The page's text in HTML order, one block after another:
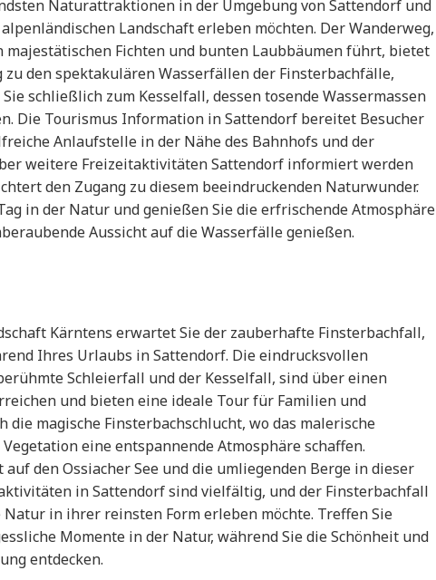
Naturattraktionen in der Umgebung von Sattendorf und
Landschaft erleben möchten. Der Wanderweg,
Fichten und bunten Laubbäumen führt, bietet
den spektakulären Wasserfällen der Finsterbachfälle,
schließlich zum Kesselfall, dessen tosende Wassermassen
Die Tourismus Information in Sattendorf bereitet Besucher
Anlaufstelle in der Nähe des Bahnhofs und der
weitere Freizeitaktivitäten Sattendorf informiert werden
den Zugang zu diesem beeindruckenden Naturwunder.
in der Natur und genießen Sie die erfrischende Atmosphäre
Aussicht auf die Wasserfälle genießen.
Kärntens erwartet Sie der zauberhafte Finsterbachfall,
Ihres Urlaubs in Sattendorf. Die eindrucksvollen
Schleierfall und der Kesselfall, sind über einen
und bieten eine ideale Tour für Familien und
magische Finsterbachschlucht, wo das malerische
eine entspannende Atmosphäre schaffen.
den Ossiacher See und die umliegenden Berge in dieser
in Sattendorf sind vielfältig, und der Finsterbachfall
in ihrer reinsten Form erleben möchte. Treffen Sie
Momente in der Natur, während Sie die Schönheit und
entdecken.